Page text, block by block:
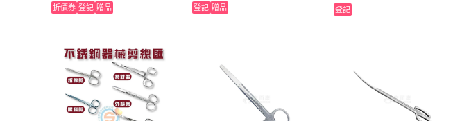
折價券 登記 贈品 登記 贈品 登記